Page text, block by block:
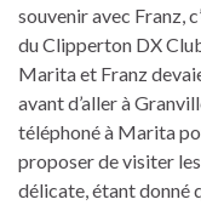
souvenir avec Franz,
du Clipperton DX
Marita et Franz
avant d’aller à
téléphoné à Marita
proposer de visiter
délicate, étant donné